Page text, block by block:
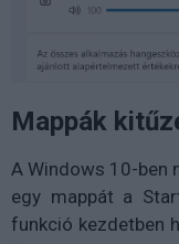
Mappák
A Windows 10-ben
egy mappát a
funkció kezdetben